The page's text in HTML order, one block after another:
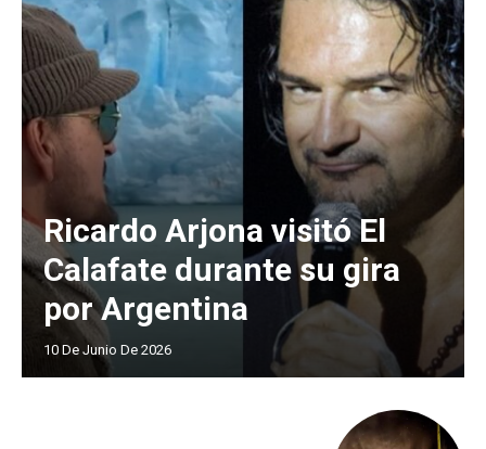
Ricardo Arjona visitó El
Calafate durante su gira
por Argentina
10 De Junio De 2026